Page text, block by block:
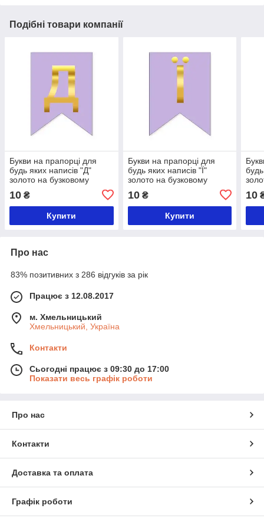
Подібні товари компанії
Букви на прапорці для
будь яких написів "Д"
золото на бузковому
10 ₴
Купити
Букви на прапорці для
будь яких написів "Ї"
золото на бузковому
10₴
Купити
10
Про нас
83% позитивних з 286 відгуків за рік
Працює з 12.08.2017
м. Хмельницький
Хмельницький, Україна
Контакти
Сьогодні працює з 09:30 до 17:00
Показати весь графік роботи
Про нас
Контакти
Доставка та оплата
Графік роботи